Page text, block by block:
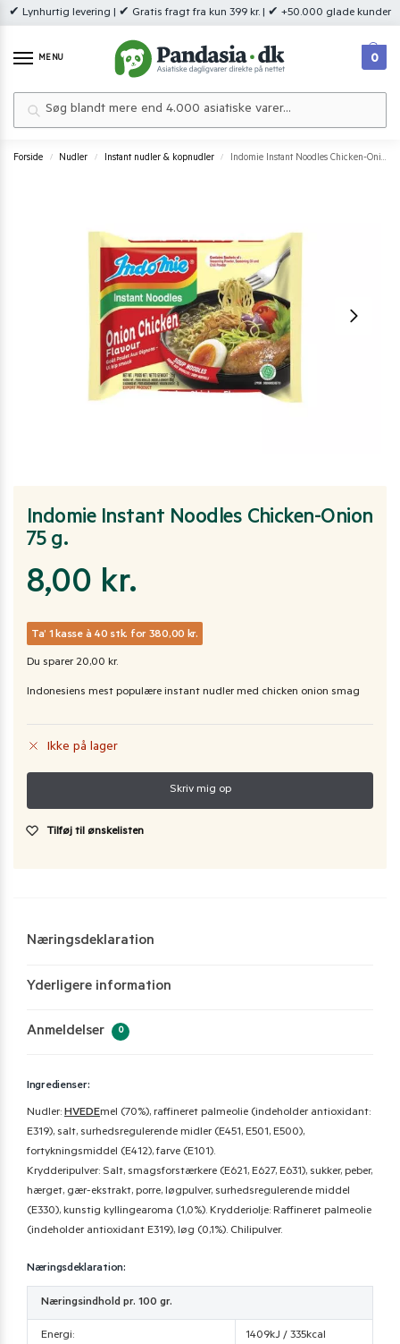
✔ Lynhurtig levering | ✔ Gratis fragt fra kun 399 kr. | ✔ +50.000 glade kunder
MENU 0
Forside / Nudler / Instant nudler & kopnudler / Indomie Instant Noodles Chicken-Onion 75 g.
Indomie Instant Noodles Chicken-Onion
75 g.
8,00 kr.
Ta’ 1 kasse à 40 stk. for 380,00 kr.
Du sparer 20,00 kr.
Indonesiens mest populære instant nudler med chicken onion smag
Ikke på lager
Tilføj til ønskelisten
Næringsdeklaration
Yderligere information
Anmeldelser 0
Ingredienser:
Nudler: HVEDEmel (70%), raffineret palmeolie (indeholder antioxidant:
E319), salt, surhedsregulerende midler (E451, E501, E500),
fortykningsmiddel (E412), farve (E101).
Krydderipulver: Salt, smagsforstærkere (E621, E627, E631), sukker, peber,
hærget, gær-ekstrakt, porre, løgpulver, surhedsregulerende middel
(E330), kunstig kyllingearoma (1,0%). Krydderiolje: Raffineret palmeolie
(indeholder antioxidant E319), løg (0,1%). Chilipulver.
Næringsdeklaration:
Næringsindhold pr. 100 gr.
Energi: 1409kJ / 335kcal